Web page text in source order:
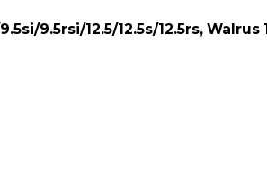
9.5rsi/12.5/12.5s/12.5rs, Walrus